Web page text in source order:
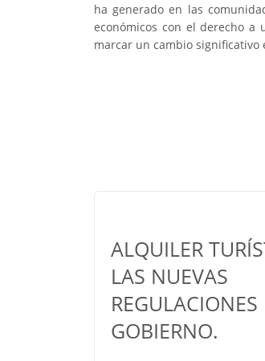
ha generado en las
económicos con el derecho a
marcar un cambio
ALQUILER
LAS NUEVAS
REGULACIONES
GOBIERNO.